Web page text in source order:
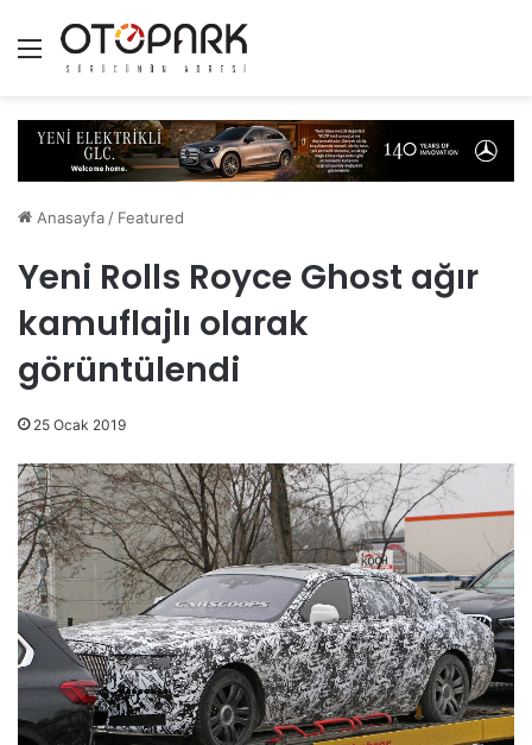
Menü
Anasayfa / Featured
Yeni Rolls Royce Ghost ağır
kamuflajlı olarak
görüntülendi
25 Ocak 2019